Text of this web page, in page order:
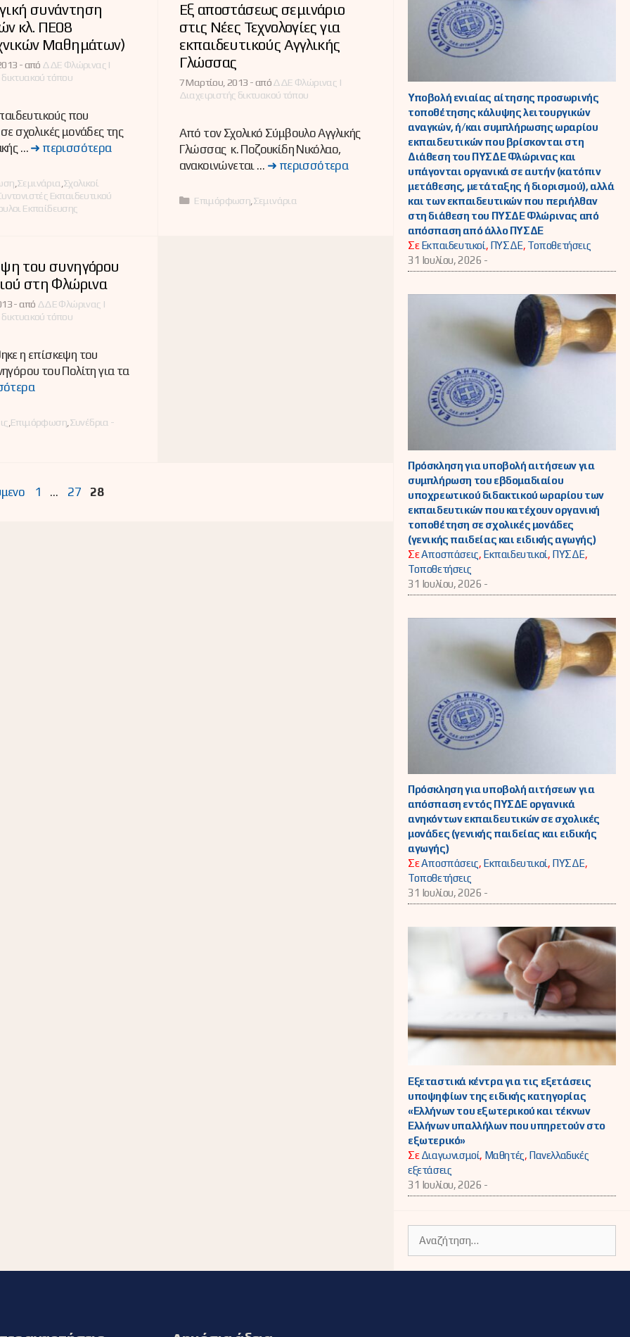
συνάντηση
κλ. ΠΕ08
Μαθημάτων)
-από ΔΔΕ Φλώρινας |
δικτυακού τόπου
που
σχολικές μονάδες της
… ➜ περισσότερα
Σεμινάρια Σχολικοί
Εκπαιδευτικού
Εκπαίδευσης
Εξ αποστάσεως σεμινάριο
στις Νέες Τεχνολογίες για
εκπαιδευτικούς Αγγλικής
Γλώσσας
7 Μαρτίου, 2013 -απόΔΔΕ Φλώρινας |
Διαχειριστής δικτυακού τόπου
Από τον Σχολικό Σύμβουλο Αγγλικής
Γλώσσας κ. Ποζουκίδη Νικόλαο,
ανακοινώνεται … ➜ περισσότερα
Κατηγορίες
Επιμόρφωση Σεμινάρια
του συνηγόρου
στη Φλώρινα
-από ΔΔΕ Φλώρινας |
δικτυακού τόπου
η επίσκεψη του
του Πολίτη για τα
Επιμόρφωση Συνέδρια -
Σελίδα
1 … Σελίδα
27 Σελίδα
28
Υποβολή ενιαίας αίτησης προσωρινής
τοποθέτησης κάλυψης λειτουργικών
αναγκών, ή/και συμπλήρωσης ωραρίου
εκπαιδευτικών που βρίσκονται στη
Διάθεση του ΠΥΣΔΕ Φλώρινας και
υπάγονται οργανικά σε αυτήν (κατόπιν
μετάθεσης, μετάταξης ή διορισμού), αλλά
και των εκπαιδευτικών που περιήλθαν
στη διάθεση του ΠΥΣΔΕ Φλώρινας από
απόσπαση από άλλο ΠΥΣΔΕ
ΣεΕκπαιδευτικοί, ΠΥΣΔΕ, Τοποθετήσεις
31 Ιουλίου, 2026 -
Πρόσκληση για υποβολή αιτήσεων για
συμπλήρωση του εβδομαδιαίου
υποχρεωτικού διδακτικού ωραρίου των
εκπαιδευτικών που κατέχουν οργανική
τοποθέτηση σε σχολικές μονάδες
(γενικής παιδείας και ειδικής αγωγής)
ΣεΑποσπάσεις, Εκπαιδευτικοί, ΠΥΣΔΕ,
Τοποθετήσεις
31 Ιουλίου, 2026 -
Πρόσκληση για υποβολή αιτήσεων για
απόσπαση εντός ΠΥΣΔΕ οργανικά
ανηκόντων εκπαιδευτικών σε σχολικές
μονάδες (γενικής παιδείας και ειδικής
αγωγής)
ΣεΑποσπάσεις, Εκπαιδευτικοί, ΠΥΣΔΕ,
Τοποθετήσεις
31 Ιουλίου, 2026 -
Εξεταστικά κέντρα για τις εξετάσεις
υποψηφίων της ειδικής κατηγορίας
«Ελλήνων του εξωτερικού και τέκνων
Ελλήνων υπαλλήλων που υπηρετούν στο
εξωτερικό»
ΣεΔιαγωνισμοί, Μαθητές, Πανελλαδικές
εξετάσεις
31 Ιουλίου, 2026 -
για: